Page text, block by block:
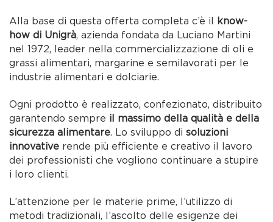
Alla base di questa offerta completa c’è il know-
how di Unigrà, azienda fondata da Luciano Martini
nel 1972, leader nella commercializzazione di oli e
grassi alimentari, margarine e semilavorati per le
industrie alimentari e dolciarie.
Ogni prodotto è realizzato, confezionato, distribuito
garantendo sempre il massimo della qualità e della
sicurezza alimentare. Lo sviluppo disoluzioni
innovative rende più efficiente e creativo il lavoro
dei professionisti che vogliono continuare a stupire
i loro clienti.
L’attenzione per le materie prime, l’utilizzo di
metodi tradizionali, l’ascolto delle esigenze dei